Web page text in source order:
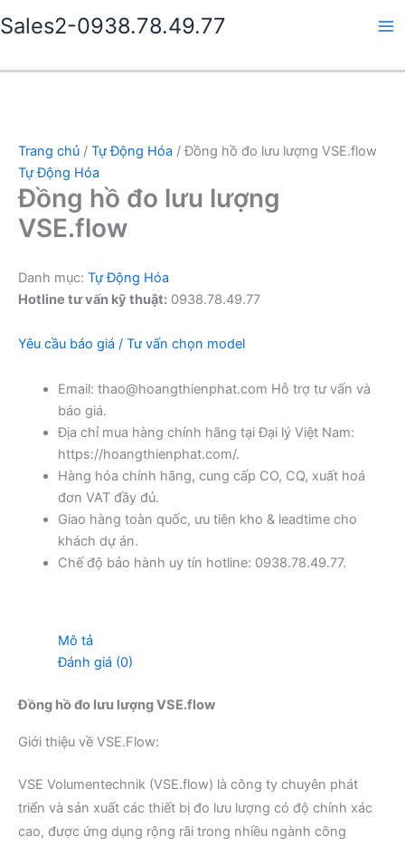
tới
dung
Sales2-0938.78.49.77
Trang chủ / Tự Động Hóa / Đồng hồ đo lưu lượng VSE.flow
Tự Động Hóa
Đồng hồ đo lưu lượng
VSE.flow
Danh mục: Tự Động Hóa
Hotline tư vấn kỹ thuật: 0938.78.49.77
Yêu cầu báo giá / Tư vấn chọn model
Email: thao@hoangthienphat.com Hỗ trợ tư vấn và
báo giá.
Địa chỉ mua hàng chính hãng tại Đại lý Việt Nam:
https://hoangthienphat.com/.
Hàng hóa chính hãng, cung cấp CO, CQ, xuất hoá
đơn VAT đầy đủ.
Giao hàng toàn quốc, ưu tiên kho & leadtime cho
khách dự án.
Chế độ bảo hành uy tín hotline: 0938.78.49.77.
Mô tả
Đánh giá (0)
Đồng hồ đo lưu lượng VSE.flow
Giới thiệu về VSE.Flow:
VSE Volumentechnik (VSE.flow) là công ty chuyên phát
triển và sản xuất các thiết bị đo lưu lượng có độ chính xác
cao, được ứng dụng rộng rãi trong nhiều ngành công